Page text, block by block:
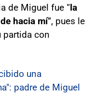
de Miguel fue “la
hacia mí”, pues le
partida con
una
padre de Miguel